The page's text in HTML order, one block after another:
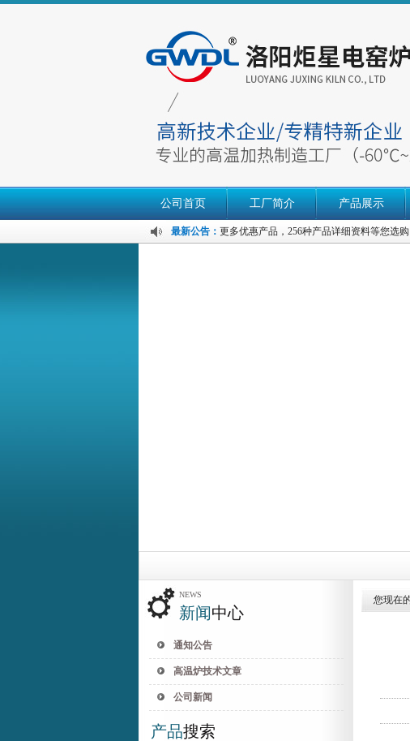
公司首页 工厂简介 产品展示
最新公告： 更多优惠产品，256种产品详细资料等您选
NEWS
新闻中心
通知公告
高温炉技术文章
公司新闻
产品搜索
您现在